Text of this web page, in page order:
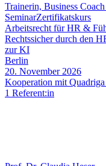
Trainerin, Business
SeminarZertifikatskurs
Arbeitsrecht für HR &
Rechtssicher durch den
zur KI
Berlin
20. November 2026
Kooperation mit
1 Referent:in